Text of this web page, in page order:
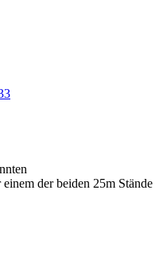
der beiden 25m Stände